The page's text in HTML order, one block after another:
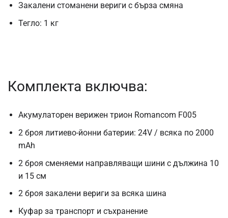
Закалени стоманени вериги с бърза смяна
Тегло: 1 кг
Комплекта включва:
Акумулаторен верижен трион Romancom F005
2 броя литиево-йонни батерии: 24V / всяка по 2000
mAh
2 броя сменяеми направляващи шини с дължина 10
и 15 см
2 броя закалени вериги за всяка шина
Куфар за транспорт и съхранение